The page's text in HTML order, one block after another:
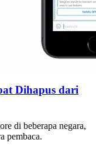
Dihapus dari
di beberapa negara,
pembaca.